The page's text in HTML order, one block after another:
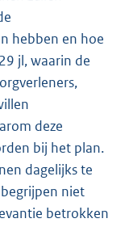
hebben en hoe
jl, waarin de
deze
bij het plan.
dagelijks te
niet
betrokken